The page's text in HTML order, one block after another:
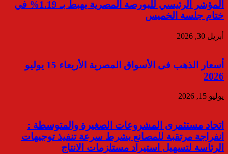
المؤشر الرئيسي للبورصة المصرية يهبط بـ 1.19% في
ختام جلسة الخميس
أبريل 30, 2026
أسعار الذهب فى الأسواق المصرية الأربعاء 15 يوليو
2026
يوليو 15, 2026
اتحاد مستثمرى المشروعات الصغيرة والمتوسطة :
انفراجة مرتقبة للمصانع بشرط سرعة تنفيذ توجيهات
الرئاسة لتسهيل استيراد مستلزمات الانتاج